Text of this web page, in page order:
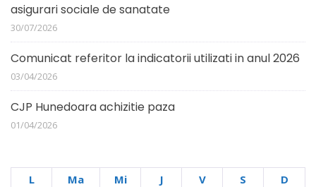
asigurari sociale de sanatate
30/07/2026
Comunicat referitor la indicatorii utilizati in anul 2026
03/04/2026
CJP Hunedoara achizitie paza
01/04/2026
L Ma Mi J V S
D